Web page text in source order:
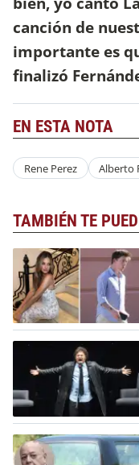
canción de
importante es
finalizó
EN ESTA NOTA
Rene Perez Alberto
TAMBIÉN TE